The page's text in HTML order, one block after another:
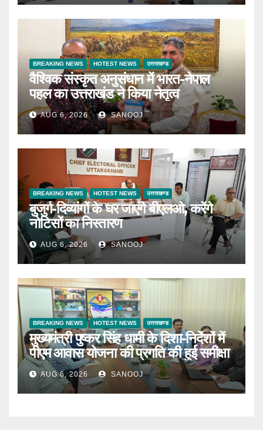
BREAKING NEWS HOTEST NEWS उत्तराखण्ड
वैश्विक संस्कृत अनुसंधान में भारत-नेपाल
पहल का उत्तराखंड ने किया नेतृत्व
AUG 6, 2026 SANOOJ
BREAKING NEWS HOTEST NEWS उत्तराखण्ड
बुजुर्ग-दिव्यांगों के घर जाएंगे बीएलओ, करेंगे
नोटिसों का निस्तारण
AUG 6, 2026 SANOOJ
BREAKING NEWS HOTEST NEWS उत्तराखण्ड
मुख्यमंत्री पुष्कर सिंह धामी के दिशा-निर्देशों में
पीएम आवास योजना की प्रगति की हुई समीक्षा
AUG 6, 2026 SANOOJ